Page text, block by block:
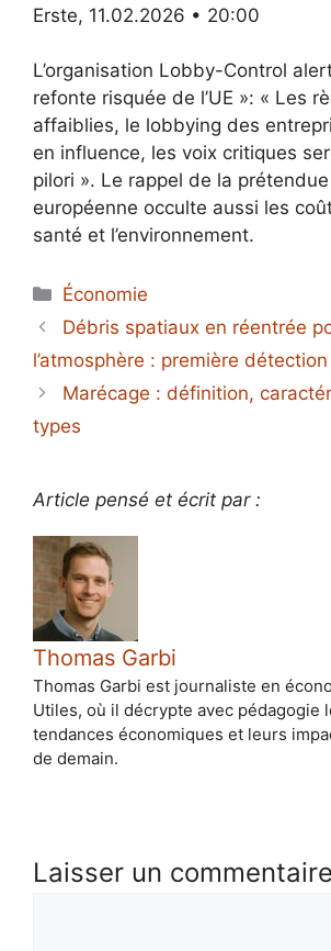
Erste, 11.02.2026 • 20:00
L’organisation Lobby-Control
refonte risquée de l’UE »: « Les
affaiblies, le lobbying des
en influence, les voix critiques
pilori ». Le rappel de la
européenne occulte aussi les
santé et l’environnement.
Catégories
Économie
Débris spatiaux en réentrée
l’atmosphère : première
Marécage : définition,
types
Article pensé et écrit par :
Thomas Garbi
Thomas Garbi est journaliste en
Utiles, où il décrypte avec pédagogie
tendances économiques et leurs
de demain.
Laisser un commentaire